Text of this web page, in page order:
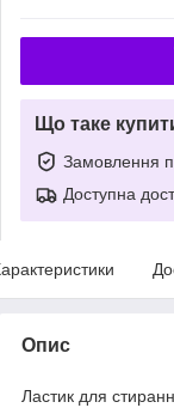
Що таке
Замовлення
Доступна
Опис
Ластик для